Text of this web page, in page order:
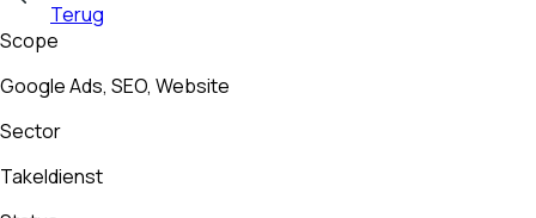
Terug
Scope
Google Ads, SEO, Website
Sector
Takeldienst